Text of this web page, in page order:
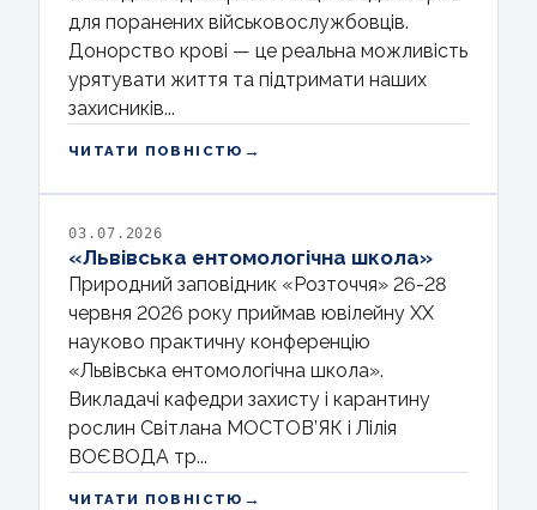
для поранених військовослужбовців.
Донорство крові — це реальна можливість
урятувати життя та підтримати наших
захисників...
ЧИТАТИ ПОВНІСТЮ →
03.07.2026
«Львівська ентомологічна школа»
Природний заповідник «Розточчя» 26-28
червня 2026 року приймав ювілейну ХХ
науково практичну конференцію
«Львівська ентомологічна школа».
Викладачі кафедри захисту і карантину
рослин Світлана МОСТОВ’ЯК і Лілія
ВОЄВОДА тр...
ЧИТАТИ ПОВНІСТЮ →